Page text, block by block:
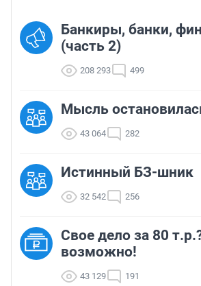
Банкиры, банки,
(часть 2)
208 293 499
Мысль
43 064 282
Истинный БЗ-шник
32 542 256
Свое дело за 80
возможно!
43 129 191